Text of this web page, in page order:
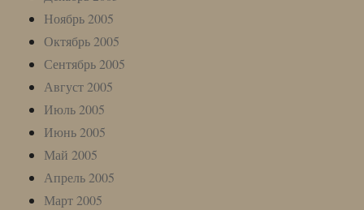
Ноябрь 2005
Октябрь 2005
Сентябрь 2005
Август 2005
Июль 2005
Июнь 2005
Май 2005
Апрель 2005
Март 2005